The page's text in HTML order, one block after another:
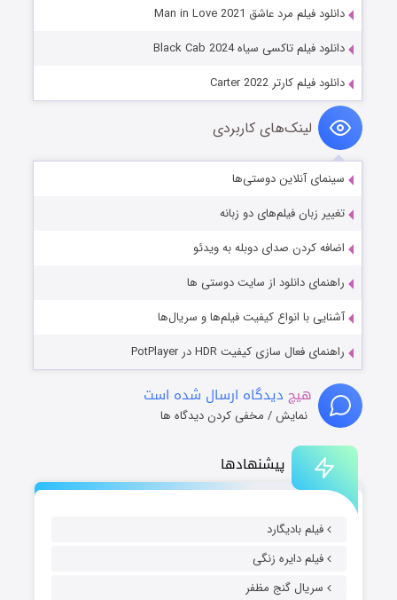
پیشنهادها
فیلم بادیگارد
فیلم دایره زنگی
سریال گنج مظفر
دانلود فیلم مرد عاشق Man in Love 2021
دانلود فیلم تاکسی سیاه Black Cab 2024
دانلود فیلم کارتر Carter 2022
لینک‌های کاربردی
سینمای آنلاین دوستی‌ها
تغییر زبان فیلم‌های دو زبانه
اضافه کردن صدای دوبله به ویدئو
راهنمای دانلود از سایت دوستی ها
آشنایی با انواع کیفیت فیلم‌ها و سریال‌ها
راهنمای فعال سازی کیفیت HDR در PotPlayer
هیچ دیدگاه ارسال شده است
نمایش / مخفی کردن دیدگاه ها